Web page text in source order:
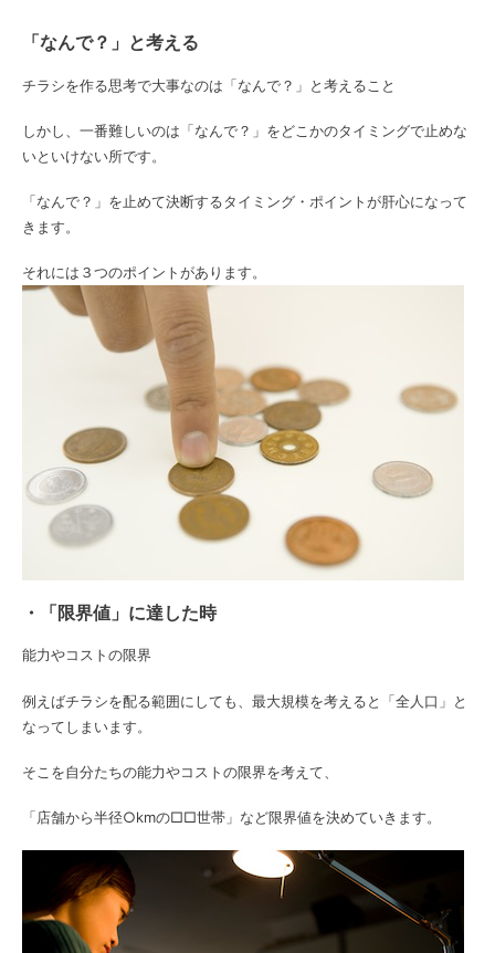
「なんで？」と考える
チラシを作る思考で大事なのは「なんで？」と考えること
しかし、一番難しいのは「なんで？」をどこかのタイミングで止めな
いといけない所です。
「なんで？」を止めて決断するタイミング・ポイントが肝心になって
きます。
それには３つのポイントがあります。
・「限界値」に達した時
能力やコストの限界
例えばチラシを配る範囲にしても、最大規模を考えると「全人口」と
なってしまいます。
そこを自分たちの能力やコストの限界を考えて、
「店舗から半径○kmの□□世帯」など限界値を決めていきます。